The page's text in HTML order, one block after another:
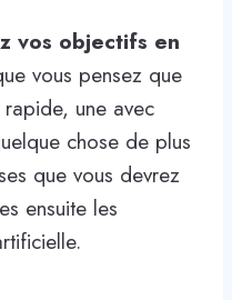
vos objectifs en
vous pensez que
une avec
chose de plus
que vous devrez
ensuite les